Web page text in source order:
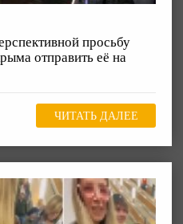
просьбу
отправить её на
ЧИТАТЬ ДАЛЕЕ